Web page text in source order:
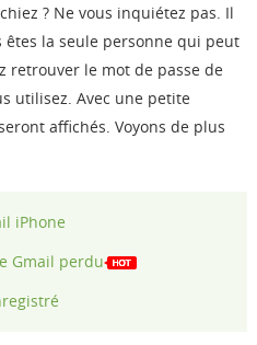
? Ne vous inquiétez pas. Il
êtes la seule personne qui peut
retrouver le mot de passe de
utilisez. Avec une petite
affichés. Voyons de plus
iPhone
Gmail perdu